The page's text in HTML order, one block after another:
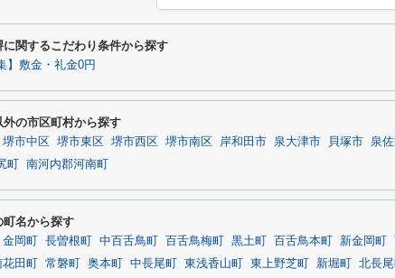
に関するこだわり条件から探す
】敷金・礼金0円
外の市区町村から探す
堺市中区 堺市東区 堺市西区 堺市南区 岸和田市 泉大津市 貝塚市 泉
町
南河内郡河南町
町名から探す
金岡町 長曽根町 中百舌鳥町 百舌鳥梅町 黒土町 百舌鳥本町 新金岡町
田町 常磐町 奥本町 中長尾町 東浅香山町 東上野芝町 新堀町 北長尾